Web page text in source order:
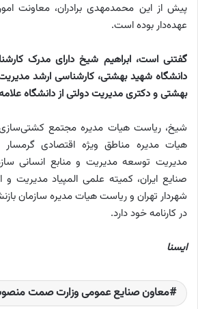
پیش از این محمدمهدی برادران، معاونت
عهده‌دار بوده است.
گفتنی است، ابراهیم شیخ دارای مدرک
دانشگاه شهید بهشتی، کارشناسی ارشد
بهشتی و دکتری مدیریت دولتی از دانشگاه
شیخ، ریاست هیات مدیره مجتمع کشتی‌سازی
هیات مدیره مناطق ویژه اقتصادی گرمسار
مدیریت توسعه مدیریت و منابع انسانی
صنایع ایران، کمیته علمی المپیاد مدیریت
شهردار تهران و ریاست هیات مدیره سازمان
در کارنامه خود دارد.
ایسنا
معاون صنایع عمومی وزارت صمت